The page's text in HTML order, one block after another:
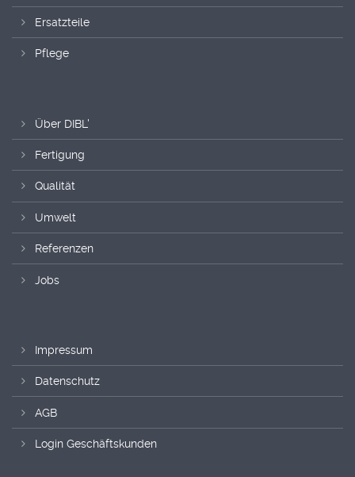
Ersatzteile
Pflege
Über DIBL'
Fertigung
Qualität
Umwelt
Referenzen
Jobs
Impressum
Datenschutz
AGB
Login Geschäftskunden